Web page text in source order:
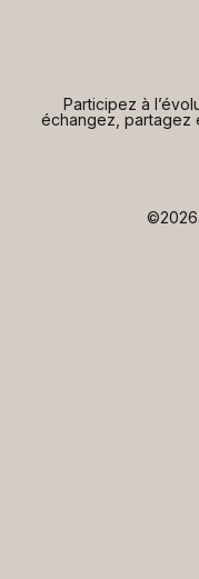
Participez à
échangez, partagez
©2026.